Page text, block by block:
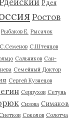
Рдея
Ростов
Рыбаков Е. Рысачок
С.Семенов С.Штенцов
Сальников Сан-
Семейный Доктор
Сергей Кузнецов
Серпухов Сетунь
Сизова Симаков
Снетков Соколов Солотча